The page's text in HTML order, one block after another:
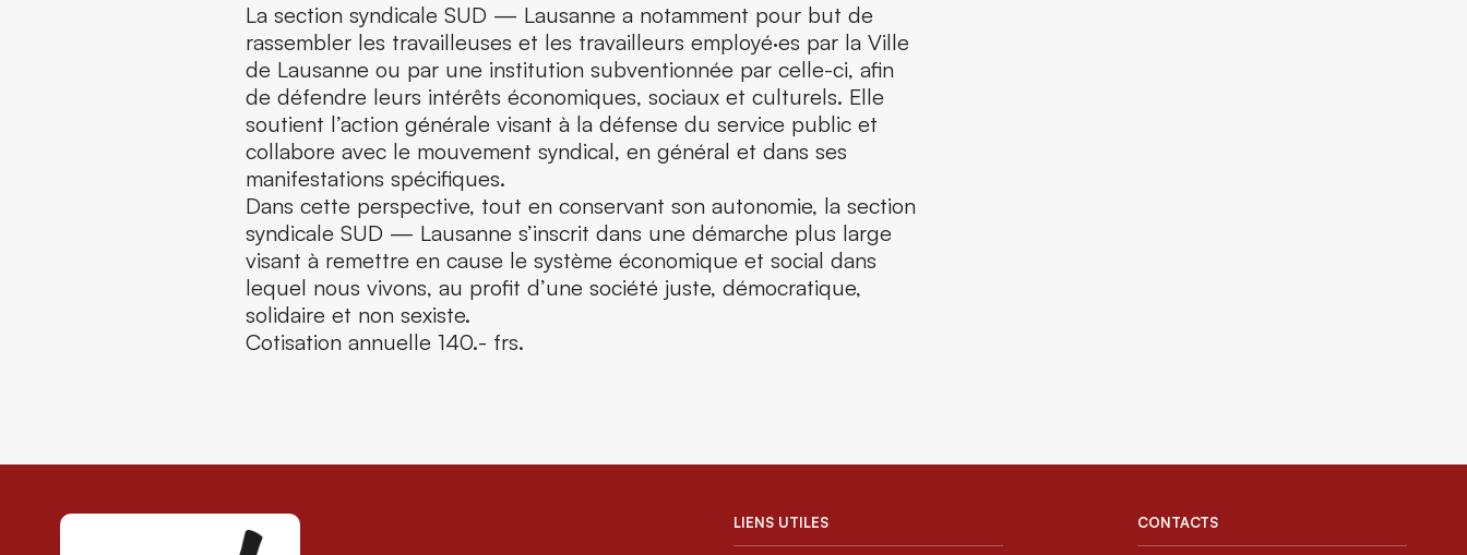
La section syndicale SUD — Lausanne a notamment pour but de
rassembler les travailleuses et les travailleurs employé·es par la Ville
de Lausanne ou par une institution subventionnée par celle-ci, afin
de défendre leurs intérêts économiques, sociaux et culturels. Elle
soutient l’action générale visant à la défense du service public et
collabore avec le mouvement syndical, en général et dans ses
manifestations spécifiques.
Dans cette perspective, tout en conservant son autonomie, la section
syndicale SUD — Lausanne s’inscrit dans une démarche plus large
visant à remettre en cause le système économique et social dans
lequel nous vivons, au profit d’une société juste, démocratique,
solidaire et non sexiste.
Cotisation annuelle 140.- frs.
LIENS UTILES CONTACTS